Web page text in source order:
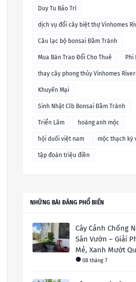
Duy Tu Bảo Trì
dịch vụ đổi cây biệt thự Vinhomes
Câu lạc bộ bonsai Đầm Trành
Mua Bán Trao Đổi Cho Thuê Phi
thay cây phong thủy Vinhomes
Khuyến Mại
Sinh Nhật Clb Bonsai Đầm Trành
Triển Lãm hoàng anh mộc
hội duối việt nam mộc thạch kỳ
tập đoàn triệu điền
NHỮNG BÀI ĐĂNG PHỔ BIẾN
Cây Cảnh Chống
Sân Vườn – Giải
Mẻ, Xanh Mướt
08 tháng 7